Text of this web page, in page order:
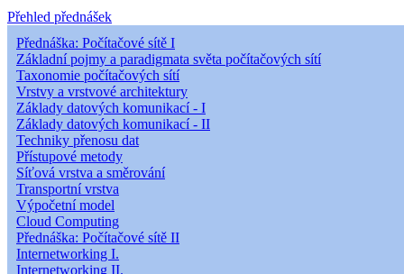
Přehled přednášek
Přednáška: Počítačové sítě I
Základní pojmy a paradigmata světa počítačových sítí
Taxonomie počítačových sítí
Vrstvy a vrstvové architektury
Základy datových komunikací - I
Základy datových komunikací - II
Techniky přenosu dat
Přístupové metody
Síťová vrstva a směrování
Transportní vrstva
Výpočetní model
Cloud Computing
Přednáška: Počítačové sítě II
Internetworking I.
Internetworking II.